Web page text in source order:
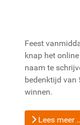
Feest
knap het
naam te
bedenktijd van
winnen.
Lees meer